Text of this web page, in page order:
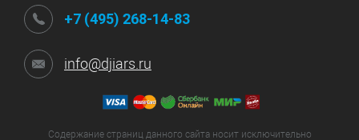
+7 (495) 268-14-83
info@djiars.ru
Содержание страниц данного сайта носит исключительно